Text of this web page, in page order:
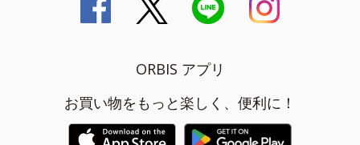
ORBIS アプリ
お買い物をもっと楽しく、便利に！